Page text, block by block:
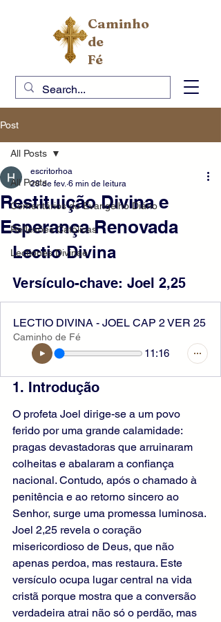
Caminho
de
Fé
Post
All Posts
Comentários do Evangelho Diário
Reflexões Católicas
Lectiones Divinae
All Posts
Restituição Divina e
Esperança Renovada
escritorhoa
28 de fev. 6 min de leitura
Lectio Divina
Versículo-chave: Joel 2,25
LECTIO DIVINA - JOEL CAP 2 VER 25
Caminho de Fé
11:16
1. Introdução
O profeta Joel dirige-se a um povo
ferido por uma grande calamidade:
pragas devastadoras que arruinaram
colheitas e abalaram a confiança
nacional. Contudo, após o chamado à
penitência e ao retorno sincero ao
Senhor, surge uma promessa luminosa.
Joel 2,25 revela o coração
misericordioso de Deus, que não
apenas perdoa, mas restaura. Este
versículo ocupa lugar central na vida
cristã porque mostra que a conversão
verdadeira atrai não só o perdão, mas